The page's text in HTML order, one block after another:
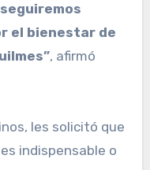
el bienestar de
, afirmó
les solicitó que
indispensable o